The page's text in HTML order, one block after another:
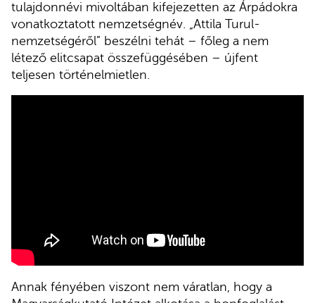
tulajdonnévi mivoltában kifejezetten az Árpádokra
vonatkoztatott nemzetségnév. „Attila Turul-
nemzetségéről” beszélni tehát – főleg a nem
létező elitcsapat összefüggésében – újfent
teljesen történelmietlen.
Annak fényében viszont nem váratlan, hogy a